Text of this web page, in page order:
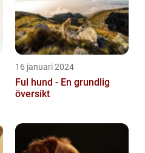
16 januari 2024
Ful hund - En grundlig
översikt